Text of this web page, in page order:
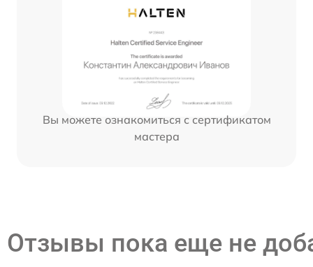
Вы можете ознакомиться с сертификатом
мастера
Отзывы пока еще не